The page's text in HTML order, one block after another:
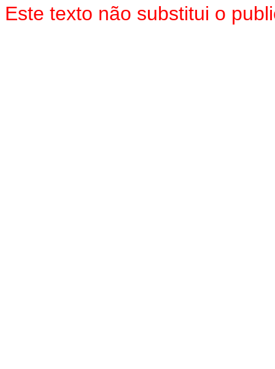
Este texto não substitui o